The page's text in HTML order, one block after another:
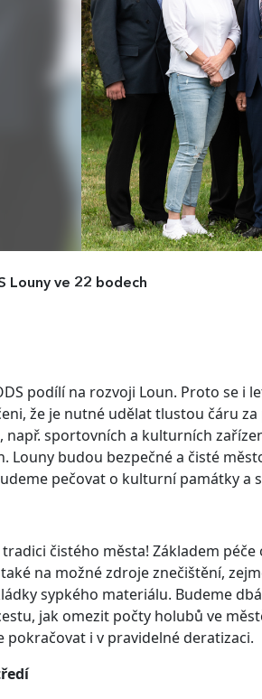
Louny ve 22 bodech
podílí na rozvoji Loun. Proto se i
že je nutné udělat tlustou čáru
sportovních a kulturních
Louny budou bezpečné a čisté
pečovat o kulturní památky a
čistého města! Základem
na možné zdroje znečištění,
sypkého materiálu. Budeme
jak omezit počty holubů ve
pokračovat i v pravidelné deratizaci.